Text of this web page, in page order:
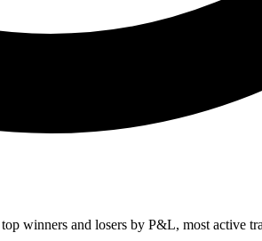
winners and losers by P&L, most active